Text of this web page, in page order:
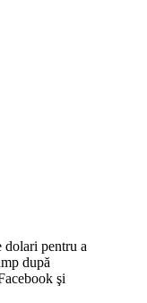
dolari pentru a
după
şi